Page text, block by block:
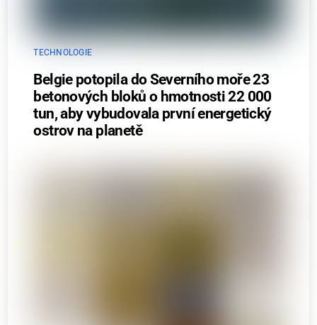
TECHNOLOGIE
Belgie potopila do Severního moře 23
betonových bloků o hmotnosti 22 000
tun, aby vybudovala první energetický
ostrov na planetě